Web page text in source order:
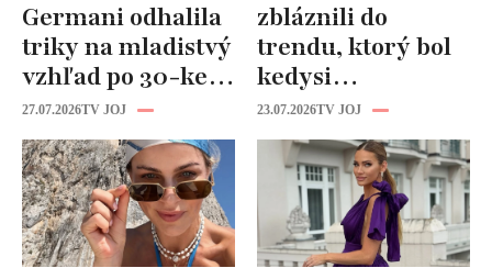
Germani odhalila
triky na mladistvý
vzhľad po 30-ke:
Fungujú lepšie
než drahá
kozmetika
27.07.2026TV JOJ
zbláznili do
trendu, ktorý bol
kedysi
katastrofou:
„Mušie nohy“ sú
späť!
23.07.2026TV JOJ